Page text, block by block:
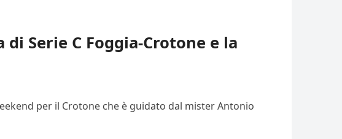
Serie C Foggia-Crotone e la
per il Crotone che è guidato dal mister Antonio